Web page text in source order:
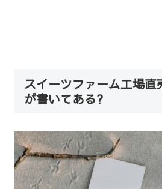
スイーツファーム工場直
が書いてある?